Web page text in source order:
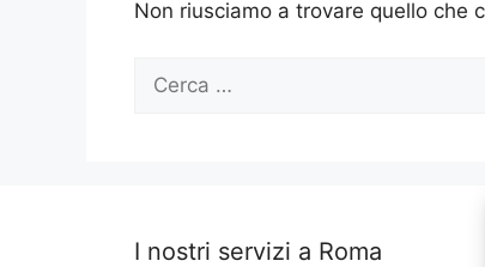
Non riusciamo a trovare quello che
per:
I nostri servizi a Roma